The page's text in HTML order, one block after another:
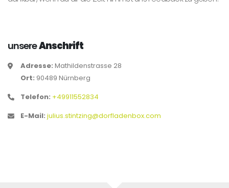
unsereAnschrift
Adresse: Mathildenstrasse 28
Ort: 90489 Nürnberg
Telefon: +49911552834
E-Mail: julius.stintzing@dorfladenbox.com